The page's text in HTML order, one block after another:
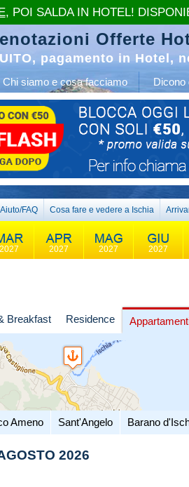
Offerte
pagamento in Hotel,
Chi siamo e cosa facciamo Dicono
Aiuto/FAQ Cosa fare e vedere a Ischia
2027 2027 2027 2027
Breakfast Residence
Ameno Sant'Angelo Barano
2026
, POI SALDA IN HOTEL!